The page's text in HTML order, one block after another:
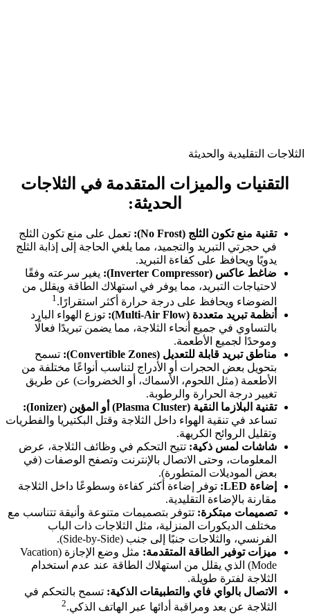
الثلاجات التقليدية والحديثة
التقنيات والميزات المتقدمة في الثلاجات
الحديثة:
تقنية منع تكون الثلج (No Frost):
تعمل على منع تكون الثلج
في حجرتي التبريد والتجميد، مما يلغي الحاجة إلى إذابة الثلج
يدويًا ويحافظ على كفاءة التبريد.
ضاغط عاكس (Inverter Compressor):
يغير سرعته وفقًا
لاحتياجات التبريد، مما يوفر في استهلاك الطاقة ويقلل من
الضوضاء ويحافظ على درجة حرارة أكثر استقرارًا. 1
أنظمة تبريد متعددة (Multi-Air Flow):
توزع الهواء البارد
بالتساوي في جميع أنحاء الثلاجة، مما يضمن تبريدًا فعالًا
وموحدًا لجميع الأطعمة.
مناطق تبريد قابلة للتعديل (Convertible Zones):
تسمح
بتحويل بعض الحجرات أو الأدراج لتناسب أنواعًا مختلفة من
الأطعمة (مثل اللحوم، الأسماك، أو الخضروات) عن طريق
تغيير درجة الحرارة والرطوبة.
تقنية البلازما النقية (Plasma Cluster) أو المؤين (Ionizer):
تساعد في تنقية الهواء داخل الثلاجة وقتل البكتيريا والفطريات
وتقليل الروائح الكريهة.
شاشات لمس ذكية: تتيح التحكم في وظائف الثلاجة، عرض
المعلومات، وحتى الاتصال بالإنترنت وتصفح الوصفات (في
بعض الموديلات المتطورة).
إضاءة LED:
توفر إضاءة أكثر كفاءة وسطوعًا داخل الثلاجة
مقارنة بالإضاءة التقليدية.
تصميمات مبتكرة: تتوفر بتصميمات متنوعة وأنيقة تتناسب مع
مختلف الديكورات المنزلية، مثل الثلاجات ذات الباب
الفرنسي، والثلاجات جنبًا إلى جنب (Side-by-Side).
ميزات توفير الطاقة المتقدمة:
مثل وضع الإجازة (Vacation
Mode) الذي يقلل من استهلاك الطاقة عند عدم استخدام
الثلاجة لفترة طويلة.
الاتصال بالواي فاي والتطبيقات الذكية: تسمح بالتحكم في
الثلاجة عن بعد ومراقبة أدائها عبر الهاتف الذكي.2